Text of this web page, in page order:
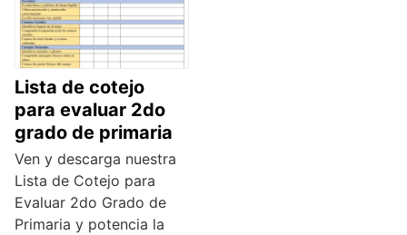
Lista de cotejo
para evaluar 2do
grado de primaria
Ven y descarga nuestra
Lista de Cotejo para
Evaluar 2do Grado de
Primaria y potencia la